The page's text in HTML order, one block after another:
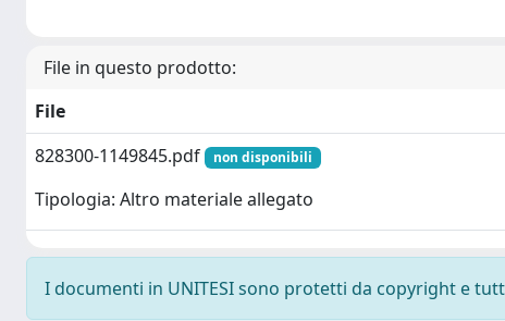
File in questo prodotto:
File
828300-1149845.pdf
non disponibili
Tipologia: Altro materiale allegato
I documenti in UNITESI sono protetti da copyright e